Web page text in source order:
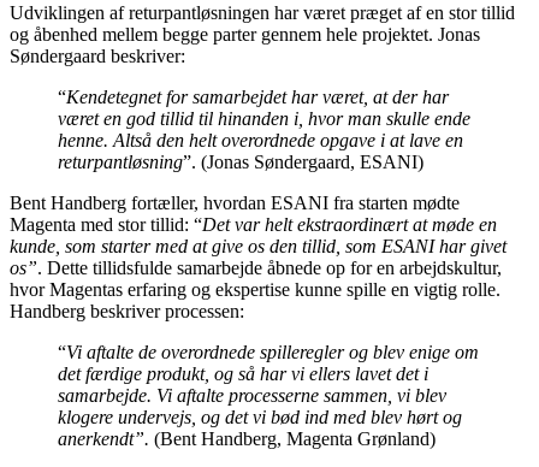
Udviklingen af returpantløsningen har været præget af en stor tillid
og åbenhed mellem begge parter gennem hele projektet. Jonas
Søndergaard beskriver:
“Kendetegnet for samarbejdet har været, at der har
været en god tillid til hinanden i, hvor man skulle ende
henne. Altså den helt overordnede opgave i at lave en
returpantløsning”. (Jonas Søndergaard, ESANI)
Bent Handberg fortæller, hvordan ESANI fra starten mødte
Magenta med stor tillid: “Det var helt ekstraordinært at møde en
kunde, som starter med at give os den tillid, som ESANI har givet
os”. Dette tillidsfulde samarbejde åbnede op for en arbejdskultur,
hvor Magentas erfaring og ekspertise kunne spille en vigtig rolle.
Handberg beskriver processen:
“Vi aftalte de overordnede spilleregler og blev enige om
det færdige produkt, og så har vi ellers lavet det i
samarbejde. Vi aftalte processerne sammen, vi blev
klogere undervejs, og det vi bød ind med blev hørt og
anerkendt”. (Bent Handberg, Magenta Grønland)